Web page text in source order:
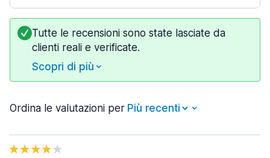
Tutte le recensioni sono state lasciate da
clienti reali e verificate.
Scopri di più
Ordina le valutazioni per